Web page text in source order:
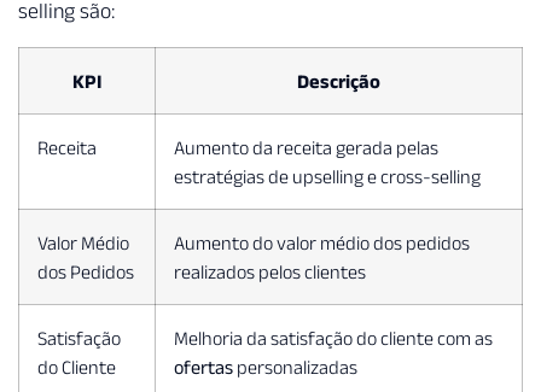
selling são:
KPI Descrição
Receita
Aumento da receita gerada pelas
estratégias de upselling e cross-selling
Valor Médio
dos Pedidos
Aumento do valor médio dos pedidos
realizados pelos clientes
Satisfação
do Cliente
Melhoria da satisfação do cliente com as
ofertas personalizadas